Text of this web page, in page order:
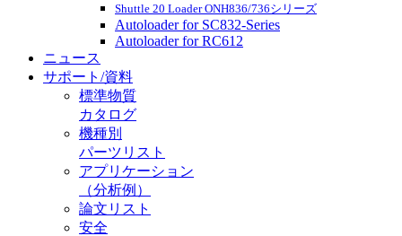
Shuttle 20 Loader ONH836/736シリーズ
Autoloader for SC832-Series
Autoloader for RC612
ニュース
サポート/資料
標準物質
カタログ
機種別
パーツリスト
アプリケーション
（分析例）
論文リスト
安全